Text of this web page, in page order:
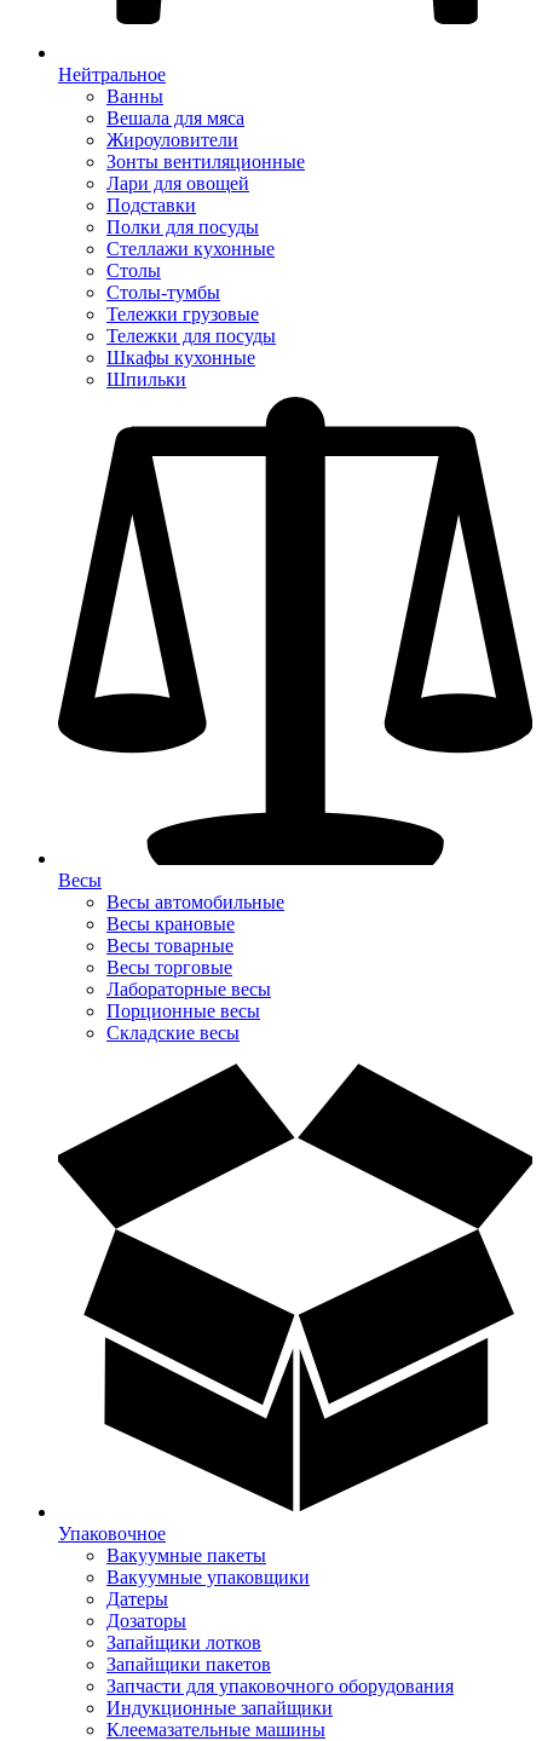
Нейтральное
Ванны
Вешала для мяса
Жироуловители
Зонты вентиляционные
Лари для овощей
Подставки
Полки для посуды
Стеллажи кухонные
Столы
Столы-тумбы
Тележки грузовые
Тележки для посуды
Шкафы кухонные
Шпильки
Весы
Весы автомобильные
Весы крановые
Весы товарные
Весы торговые
Лабораторные весы
Порционные весы
Складские весы
Упаковочное
Вакуумные пакеты
Вакуумные упаковщики
Датеры
Дозаторы
Запайщики лотков
Запайщики пакетов
Запчасти для упаковочного оборудования
Индукционные запайщики
Клеемазательные машины